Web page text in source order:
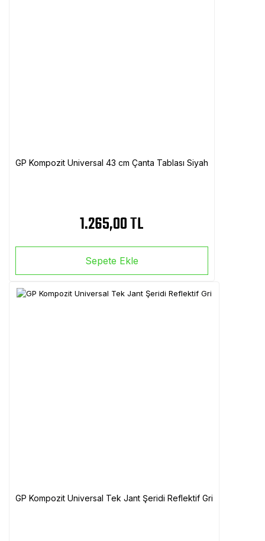
GP Kompozit Universal 43 cm Çanta Tablası Siyah
1.265,00 TL
Sepete Ekle
GP Kompozit Universal Tek Jant Şeridi Reflektif Gri